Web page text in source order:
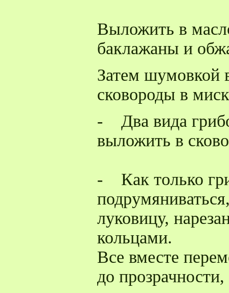
Выложить в
баклажаны и
Затем шумовкой
сковороды в
- Два вида
выложить в
- Как только
луковицу,
кольцами.
Все вместе
до